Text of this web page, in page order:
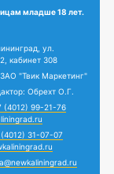
младше 18 лет.
ул.
кабинет 308
"Твик Маркетинг"
Обрехт О.Г.
(4012) 99-21-76
31-07-07